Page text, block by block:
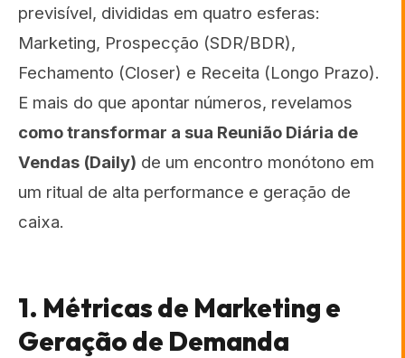
previsível, divididas em quatro esferas:
Marketing, Prospecção (SDR/BDR),
Fechamento (Closer) e Receita (Longo Prazo).
E mais do que apontar números, revelamos
como transformar a sua Reunião Diária de
Vendas (Daily) de um encontro monótono em
um ritual de alta performance e geração de
caixa.
1. Métricas de Marketing e
Geração de Demanda